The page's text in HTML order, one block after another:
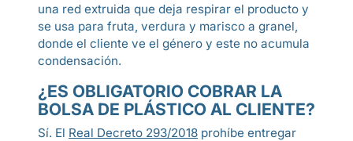
una red extruida que deja respirar el producto y
se usa para fruta, verdura y marisco a granel,
donde el cliente ve el género y este no acumula
condensación.
¿ES OBLIGATORIO COBRAR LA
BOLSA DE PLÁSTICO AL CLIENTE?
Sí. El Real Decreto 293/2018 prohíbe entregar